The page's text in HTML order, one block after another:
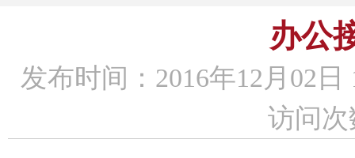
办公
发布时间：2016年12月02日
访问次